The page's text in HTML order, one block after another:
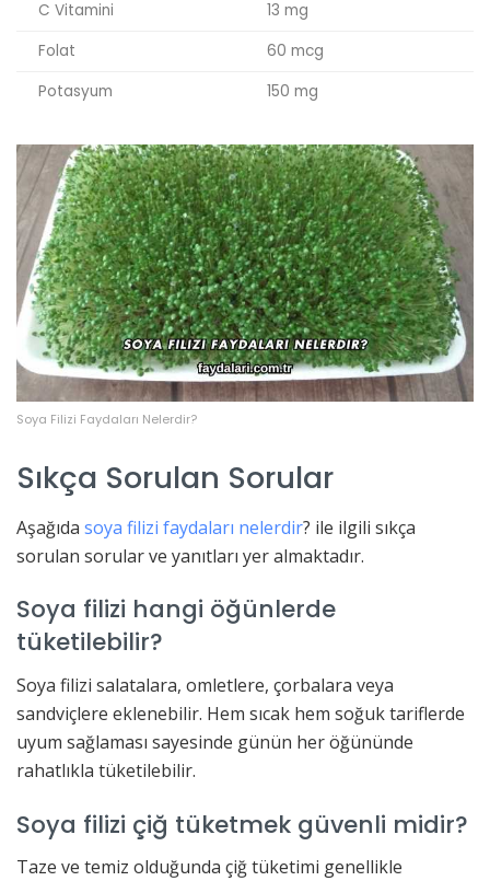
C Vitamini
13 mg
Folat
60 mcg
Potasyum
150 mg
Soya Filizi Faydaları Nelerdir?
Sıkça Sorulan Sorular
Aşağıda soya filizi faydaları nelerdir? ile ilgili sıkça
sorulan sorular ve yanıtları yer almaktadır.
Soya filizi hangi öğünlerde
tüketilebilir?
Soya filizi salatalara, omletlere, çorbalara veya
sandviçlere eklenebilir. Hem sıcak hem soğuk tariflerde
uyum sağlaması sayesinde günün her öğününde
rahatlıkla tüketilebilir.
Soya filizi çiğ tüketmek güvenli midir?
Taze ve temiz olduğunda çiğ tüketimi genellikle